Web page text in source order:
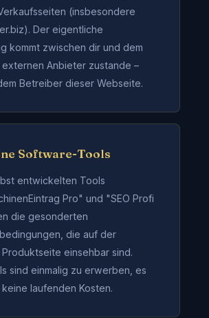
(insbesondere
Der eigentliche
kommt zwischen dir und dem
Anbieter zustande –
Betreiber dieser Webseite.
Software-Tools
entwickelten Tools
Pro" und "SEO Profi
die gesonderten
die auf der
einsehbar sind.
sind einmalig zu erwerben, es
laufenden Kosten.